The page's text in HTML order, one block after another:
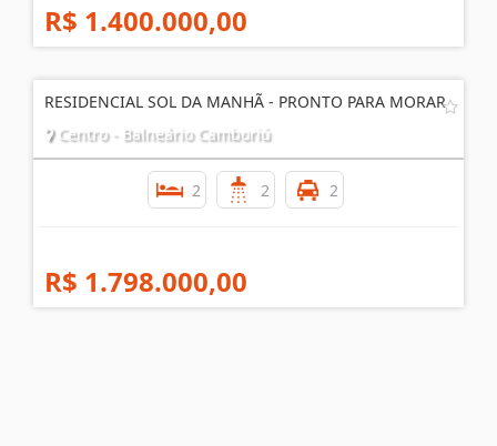
R$ 1.400.000,00
RESIDENCIAL SOL DA MANHÃ - PRONTO PARA MORAR
Centro - Balneário Camboriú
2 2 2
R$ 1.798.000,00